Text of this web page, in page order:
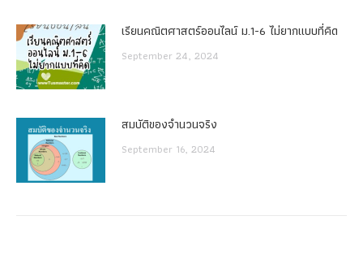
เรียนคณิตศาสตร์ออนไลน์ ม.1-6 ไม่ยากแบบที่คิด
September 24, 2024
สมบัติของจำนวนจริง
September 16, 2024